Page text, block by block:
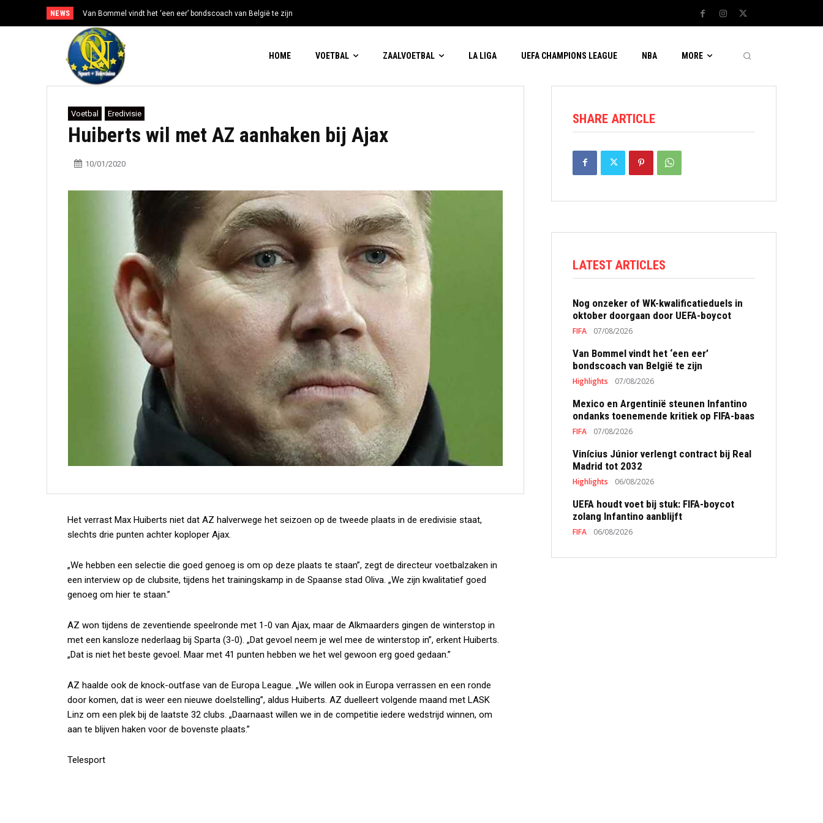
NEWS Van Bommel vindt het ‘een eer’ bondscoach van België te zijn
HOME VOETBAL ZAALVOETBAL LA LIGA UEFA CHAMPIONS LEAGUE NBA MORE
Voetbal Eredivisie
Huiberts wil met AZ aanhaken bij Ajax
10/01/2020
Het verrast Max Huiberts niet dat AZ halverwege het seizoen op de tweede plaats in de eredivisie staat,
slechts drie punten achter koploper Ajax.
„We hebben een selectie die goed genoeg is om op deze plaats te staan”, zegt de directeur voetbalzaken in
een interview op de clubsite, tijdens het trainingskamp in de Spaanse stad Oliva. „We zijn kwalitatief goed
genoeg om hier te staan.”
AZ won tijdens de zeventiende speelronde met 1-0 van Ajax, maar de Alkmaarders gingen de winterstop in
met een kansloze nederlaag bij Sparta (3-0). „Dat gevoel neem je wel mee de winterstop in”, erkent Huiberts.
„Dat is niet het beste gevoel. Maar met 41 punten hebben we het wel gewoon erg goed gedaan.”
AZ haalde ook de knock-outfase van de Europa League. „We willen ook in Europa verrassen en een ronde
door komen, dat is weer een nieuwe doelstelling”, aldus Huiberts. AZ duelleert volgende maand met LASK
Linz om een plek bij de laatste 32 clubs. „Daarnaast willen we in de competitie iedere wedstrijd winnen, om
aan te blijven haken voor de bovenste plaats.”
Telesport
SHARE ARTICLE
LATEST ARTICLES
Nog onzeker of WK-kwalificatieduels in
oktober doorgaan door UEFA-boycot
FIFA 07/08/2026
Van Bommel vindt het ‘een eer’
bondscoach van België te zijn
Highlights 07/08/2026
Mexico en Argentinië steunen Infantino
ondanks toenemende kritiek op FIFA-baas
FIFA 07/08/2026
Vinícius Júnior verlengt contract bij Real
Madrid tot 2032
Highlights 06/08/2026
UEFA houdt voet bij stuk: FIFA-boycot
zolang Infantino aanblijft
FIFA 06/08/2026